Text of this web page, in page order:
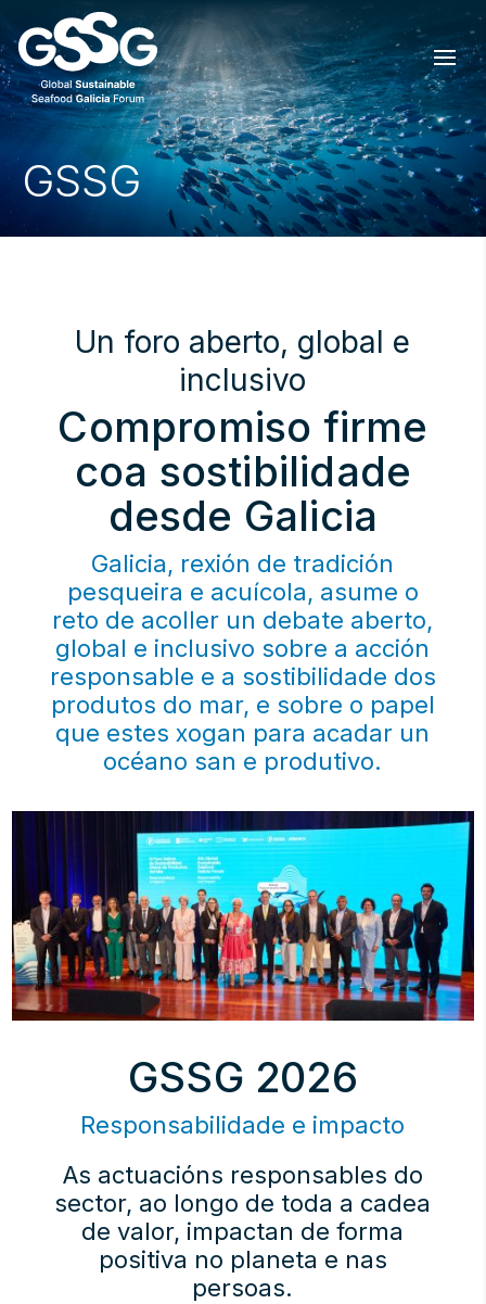
GSSG
Un foro aberto, global e
inclusivo
Compromiso firme
coa sostibilidade
desde Galicia
Galicia, rexión de tradición
pesqueira e acuícola, asume o
reto de acoller un debate aberto,
global e inclusivo sobre a acción
responsable e a sostibilidade dos
produtos do mar, e sobre o papel
que estes xogan para acadar un
océano san e produtivo.
GSSG 2026
Responsabilidade e impacto
As actuacións responsables do
sector, ao longo de toda a cadea
de valor, impactan de forma
positiva no planeta e nas
persoas.